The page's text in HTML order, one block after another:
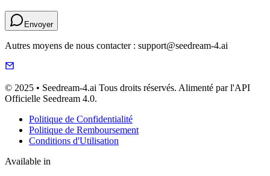
Envoyer
Autres moyens de nous contacter : support@seedream-4.ai
© 2025 • Seedream-4.ai Tous droits réservés. Alimenté par l'API
Officielle Seedream 4.0.
Politique de Confidentialité
Politique de Remboursement
Conditions d'Utilisation
Available in